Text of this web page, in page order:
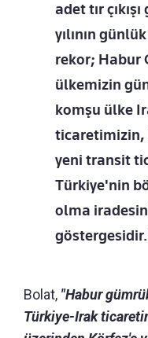
adet tır
yılının
rekor; Habur
ülkemizin
komşu ülke
ticaretimizin,
yeni transit
Türkiye'nin
olma
Bolat, "Habur
Türkiye-Irak